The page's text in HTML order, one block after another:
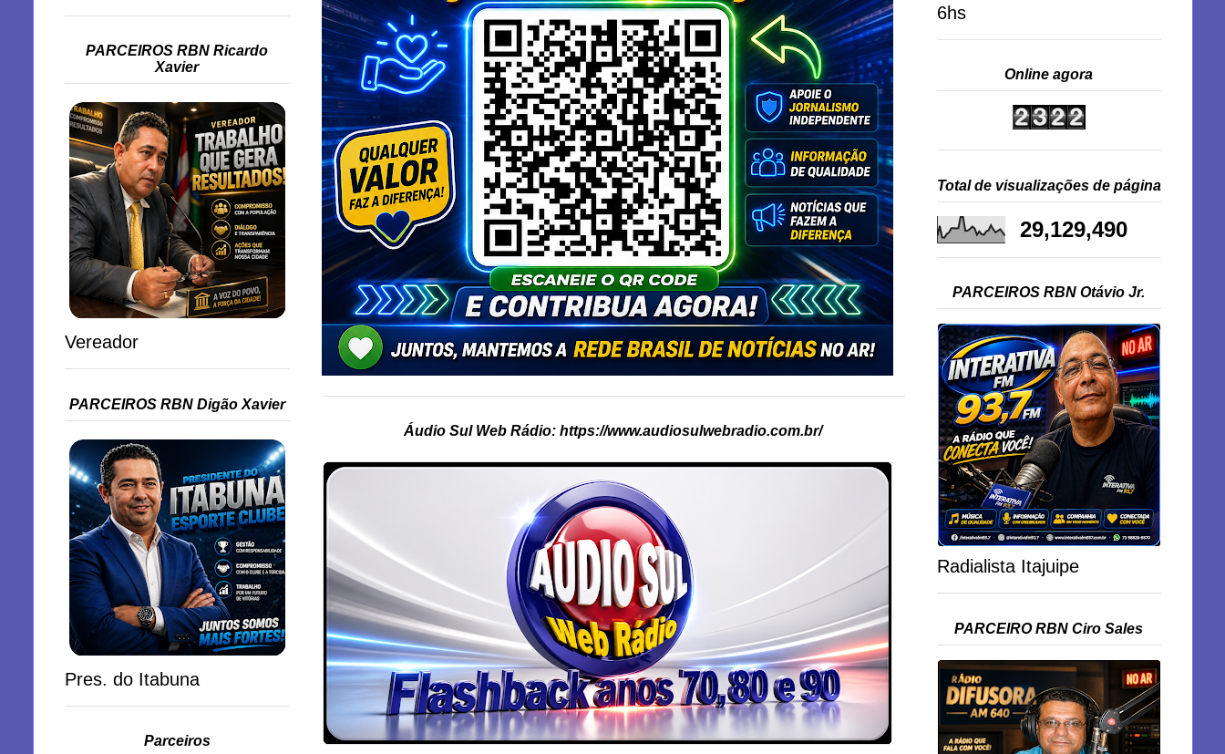
Áudio Sul Web Rádio: https://www.audiosulwebradio.com.br/
PARCEIROS RBN Ricardo
Xavier
Vereador
PARCEIROS RBN Digão Xavier
Pres. do Itabuna
Parceiros
6hs
Online agora
Total de visualizações de página
29,129,490
PARCEIROS RBN Otávio Jr.
Radialista Itajuipe
PARCEIRO RBN Ciro Sales